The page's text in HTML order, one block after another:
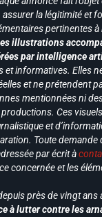
la légitimité et
pertinentes à
illustrations
par intelligence
et informatives. Elles
et ne prétendent
mentionnées ni
Ces
et
Toute demande
par écrit à
concernée et les
près de vingt ans
à lutter contre les